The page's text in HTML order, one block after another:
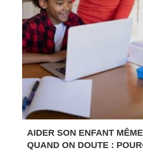
AIDER SON ENFANT MÊME
QUAND ON DOUTE :